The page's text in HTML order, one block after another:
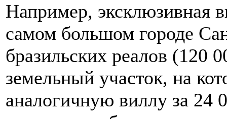
Например, эксклюзивная
самом большом городе
бразильских реалов (120
земельный участок, на
аналогичную виллу за 24